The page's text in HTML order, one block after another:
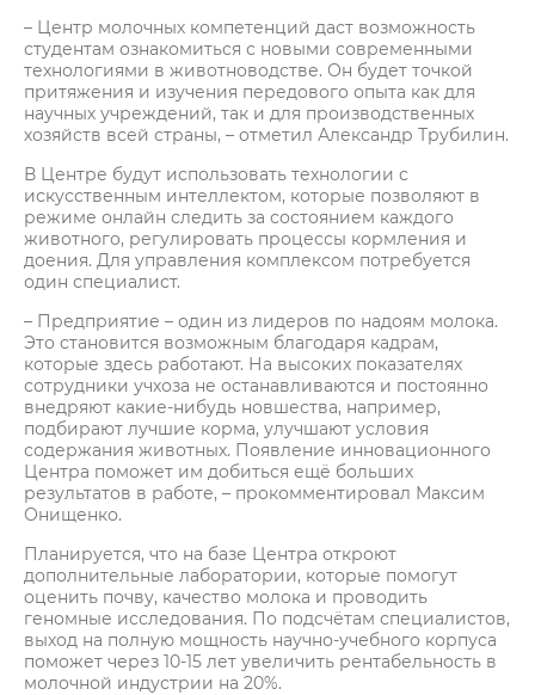
– Центр молочных компетенций даст возможность
студентам ознакомиться с новыми современными
технологиями в животноводстве. Он будет точкой
притяжения и изучения передового опыта как для
научных учреждений, так и для производственных
хозяйств всей страны, – отметил Александр Трубилин.
В Центре будут использовать технологии с
искусственным интеллектом, которые позволяют в
режиме онлайн следить за состоянием каждого
животного, регулировать процессы кормления и
доения. Для управления комплексом потребуется
один специалист.
– Предприятие – один из лидеров по надоям молока.
Это становится возможным благодаря кадрам,
которые здесь работают. На высоких показателях
сотрудники учхоза не останавливаются и постоянно
внедряют какие-нибудь новшества, например,
подбирают лучшие корма, улучшают условия
содержания животных. Появление инновационного
Центра поможет им добиться ещё больших
результатов в работе, – прокомментировал Максим
Онищенко.
Планируется, что на базе Центра откроют
дополнительные лаборатории, которые помогут
оценить почву, качество молока и проводить
геномные исследования. По подсчётам специалистов,
выход на полную мощность научно-учебного корпуса
поможет через 10-15 лет увеличить рентабельность в
молочной индустрии на 20%.